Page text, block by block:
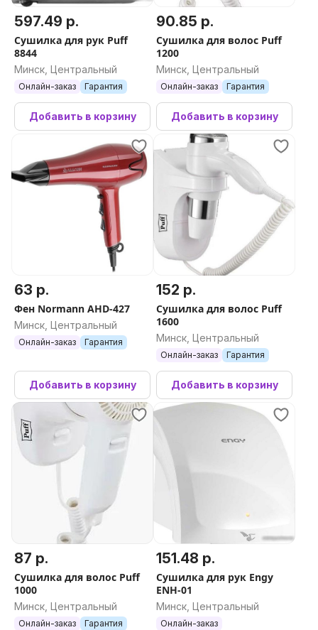
597.49 р.
Сушилка для рук Puff
8844
Минск, Центральный
Онлайн-заказ Гарантия
Добавить в корзину
90.85 р.
Сушилка для волос Puff
1200
Минск, Центральный
Онлайн-заказ Гарантия
Добавить в корзину
63 р.
Фен Normann AHD-427
Минск, Центральный
Онлайн-заказ Гарантия
Добавить в корзину
152 р.
Сушилка для волос Puff
1600
Минск, Центральный
Онлайн-заказ Гарантия
Добавить в корзину
87 р.
Сушилка для волос Puff
1000
Минск, Центральный
Онлайн-заказ Гарантия
151.48 р.
Сушилка для рук Engy
ENH-01
Минск, Центральный
Онлайн-заказ